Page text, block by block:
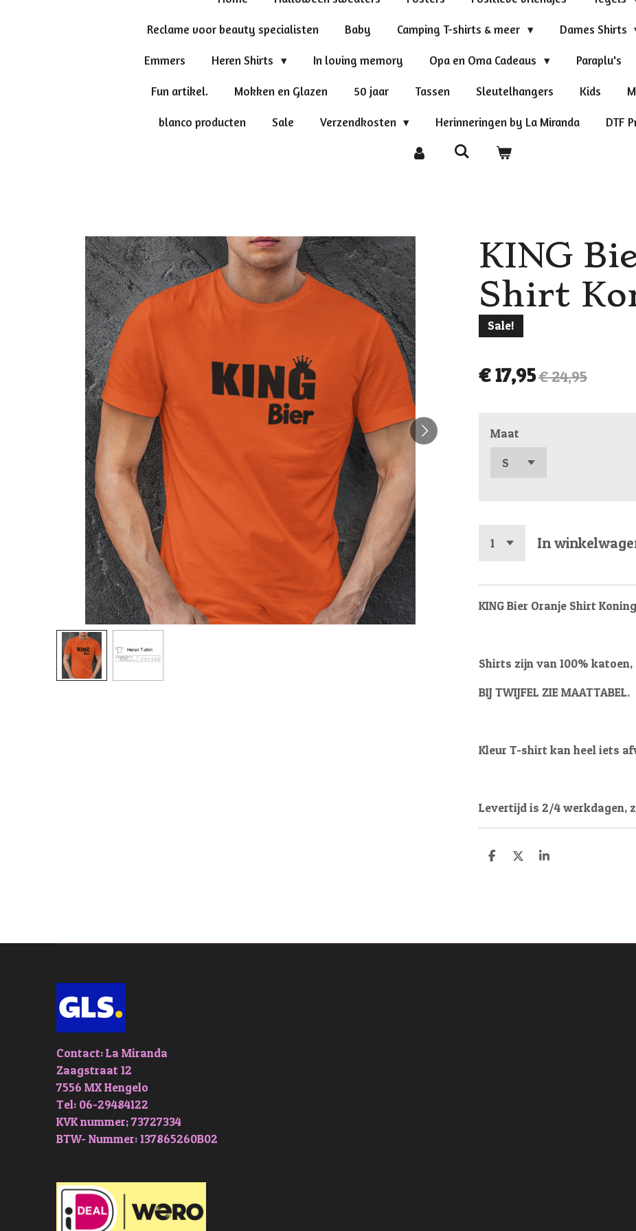
Reclame voor beauty specialisten Baby Camping T-shirts & meer Dames Shirts
Emmers Heren Shirts In loving memory Opa en Oma Cadeaus Paraplu's
Fun artikel. Mokken en Glazen 50 jaar Tassen Sleutelhangers Kids
blanco producten Sale Verzendkosten Herinneringen by La Miranda DTF
KING
Shirt
Sale!
€ 17,95€ 24,95
Maat
In
KING Bier Oranje Shirt
Shirts zijn van 100%
BIJ TWIJFEL ZIE MAATTABEL.
Kleur T-shirt kan heel iets
Levertijd is 2/4 werkdagen,
D
D
S
Contact: La Miranda
Zaagstraat 12
7556 MX Hengelo
Tel: 06-29484122
KVK nummer; 73727334
BTW- Nummer: 137865260B02